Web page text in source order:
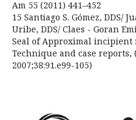
Am 55 (2011) 441–452
15 Santiago S. Gómez, DDS/
Uribe, DDS/ Claes - Goran
Seal of Approximal incipient
Technique and case reports,
2007;38:91.e99-105)